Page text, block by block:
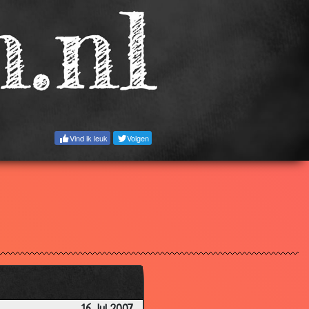
Vind ik leuk Volgen
3.46
3.59
3.62
2.38